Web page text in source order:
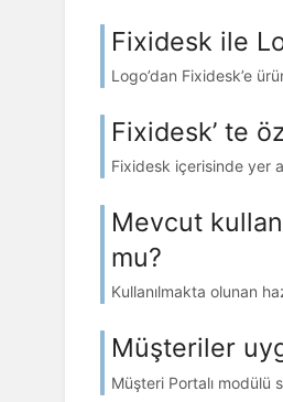
Fixidesk ile
Logo’dan Fixidesk’e
Fixidesk’ te
Fixidesk içerisinde yer
Mevcut
mu?
Kullanılmakta olunan
Müşteriler
Müşteri Portalı modülü